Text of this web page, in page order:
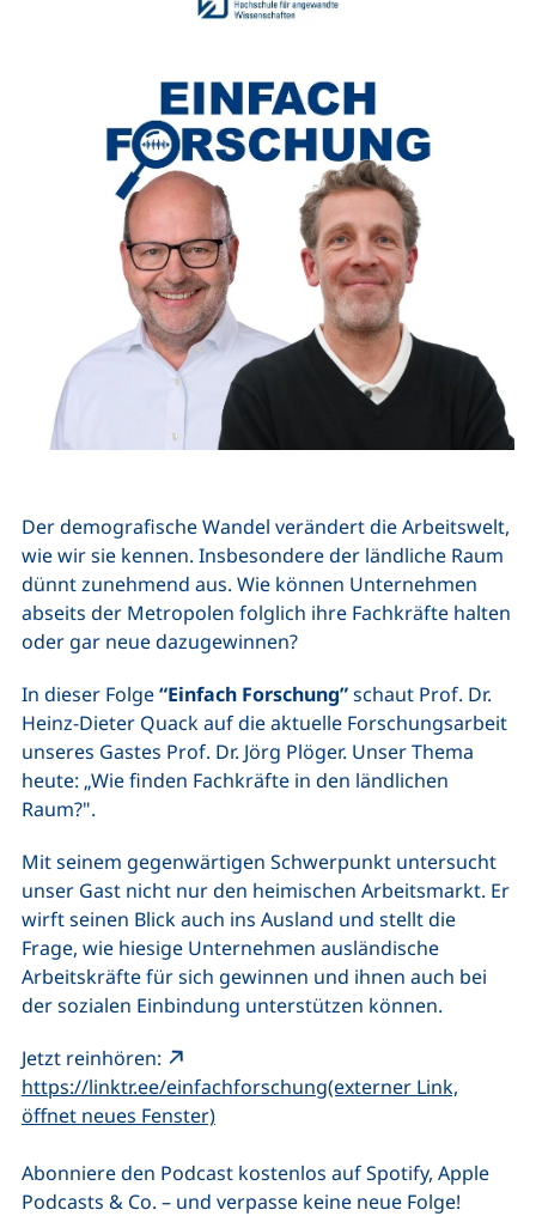
Der demografische Wandel verändert die Arbeitswelt,
wie wir sie kennen. Insbesondere der ländliche Raum
dünnt zunehmend aus. Wie können Unternehmen
abseits der Metropolen folglich ihre Fachkräfte halten
oder gar neue dazugewinnen?
In dieser Folge“Einfach Forschung”schaut Prof. Dr.
Heinz-Dieter Quack auf die aktuelle Forschungsarbeit
unseres Gastes Prof. Dr. Jörg Plöger. Unser Thema
heute: „Wie finden Fachkräfte in den ländlichen
Raum?".
Mit seinem gegenwärtigen Schwerpunkt untersucht
unser Gast nicht nur den heimischen Arbeitsmarkt. Er
wirft seinen Blick auch ins Ausland und stellt die
Frage, wie hiesige Unternehmen ausländische
Arbeitskräfte für sich gewinnen und ihnen auch bei
der sozialen Einbindung unterstützen können.
Jetzt reinhören:
https://linktr.ee/einfachforschung(externer Link,
öffnet neues Fenster)(externer Link, öffnet neues
Abonniere den Podcast kostenlos auf Spotify, Apple
Podcasts & Co. – und verpasse keine neue Folge!